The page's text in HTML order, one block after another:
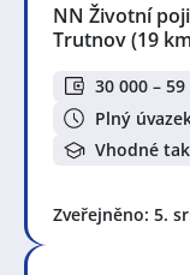
NN Životní
Trutnov(19
30 000 – 59
Plný
Vhodné
Zveřejněno: 5.